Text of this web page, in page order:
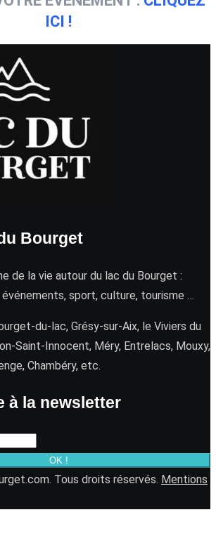
ICI !
Bourget
de la vie autour du lac du Bourget :
sport, culture, tourisme …
du-lac, Grésy-sur-Aix, le Viviers du
Saint-Innocent, Méry, Entrelacs, Mouxy,
Chambéry, etc.
à la newsletter
OK !
Tous droits réservés. Mentions